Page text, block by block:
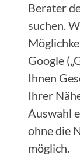
Berater
suchen.
Google
Ihnen
Ihrer
Auswahl
ohne die
möglich.